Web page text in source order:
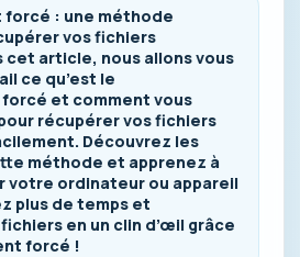
: une méthode
vos fichiers
cet article, nous allons vous
ce qu’est le
et comment vous
récupérer vos fichiers
Découvrez les
méthode et apprenez à
votre ordinateur ou appareil
plus de temps et
en un clin d’œil grâce
forcé !